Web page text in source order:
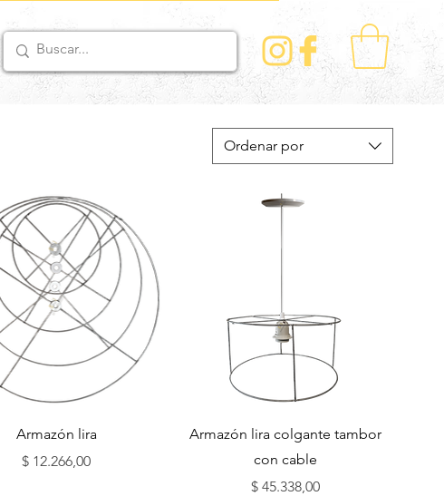
Ordenar por
Vista rápida
Armazón lira
Precio
$ 12.266,00
Vista rápida
Armazón lira colgante tambor
con cable
Precio
$ 45.338,00